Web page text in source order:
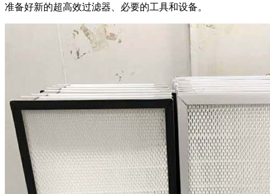
准备好新的超高效过滤器、必要的工具和设备。